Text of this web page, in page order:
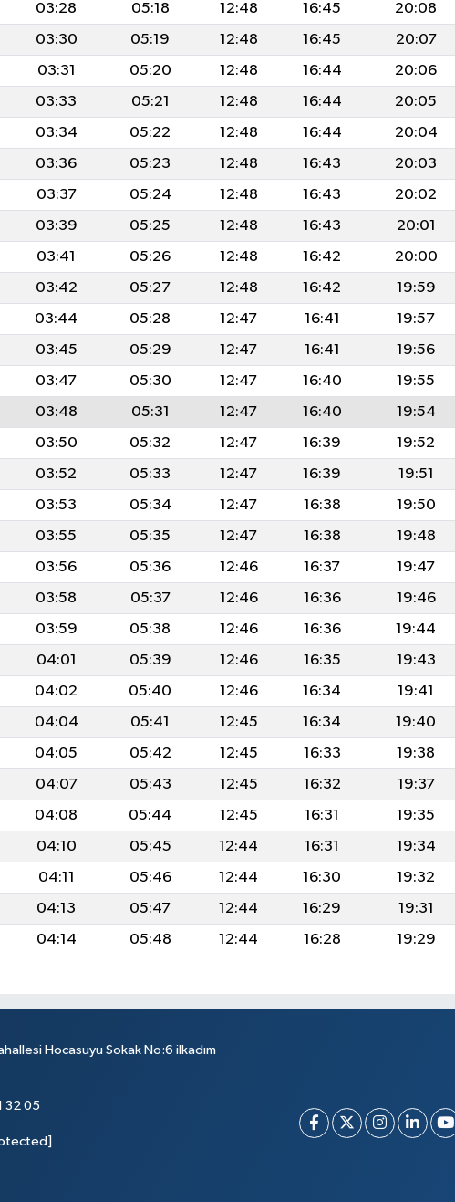
03:28 05:18 12:48 16:45 20:08
03:30 05:19 12:48 16:45 20:07
03:31 05:20 12:48 16:44 20:06
03:33 05:21 12:48 16:44 20:05
03:34 05:22 12:48 16:44 20:04
03:36 05:23 12:48 16:43 20:03
03:37 05:24 12:48 16:43 20:02
03:39 05:25 12:48 16:43 20:01
03:41 05:26 12:48 16:42 20:00
03:42 05:27 12:48 16:42 19:59
03:44 05:28 12:47 16:41 19:57
03:45 05:29 12:47 16:41 19:56
03:47 05:30 12:47 16:40 19:55
03:48 05:31 12:47 16:40 19:54
03:50 05:32 12:47 16:39 19:52
03:52 05:33 12:47 16:39 19:51
03:53 05:34 12:47 16:38 19:50
03:55 05:35 12:47 16:38 19:48
03:56 05:36 12:46 16:37 19:47
03:58 05:37 12:46 16:36 19:46
03:59 05:38 12:46 16:36 19:44
04:01 05:39 12:46 16:35 19:43
04:02 05:40 12:46 16:34 19:41
04:04 05:41 12:45 16:34 19:40
04:05 05:42 12:45 16:33 19:38
04:07 05:43 12:45 16:32 19:37
04:08 05:44 12:45 16:31 19:35
04:10 05:45 12:44 16:31 19:34
04:11 05:46 12:44 16:30 19:32
04:13 05:47 12:44 16:29 19:31
04:14 05:48 12:44 16:28 19:29
Hocasuyu Sokak No:6 ilkadım
32 05